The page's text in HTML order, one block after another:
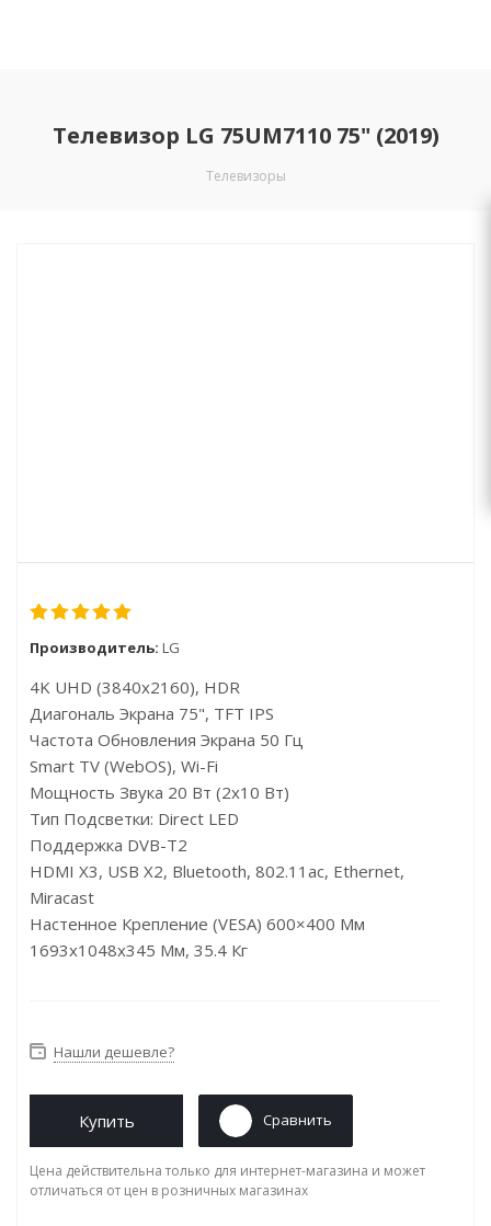
Телевизор LG 75UM7110 75" (2019)
Телевизоры
Производитель: LG
4K UHD (3840x2160), HDR
Диагональ Экрана 75", TFT IPS
Частота Обновления Экрана 50 Гц
Smart TV (webOS), Wi-Fi
Мощность Звука 20 Вт (2х10 Вт)
Тип Подсветки: Direct LED
Поддержка DVB-T2
HDMI X3, USB X2, Bluetooth, 802.11ac, Ethernet,
Miracast
Настенное Крепление (VESA) 600×400 Мм
1693x1048x345 Мм, 35.4 Кг
Нашли дешевле?
Купить Сравнить
Цена действительна только для интернет-магазина и может
отличаться от цен в розничных магазинах